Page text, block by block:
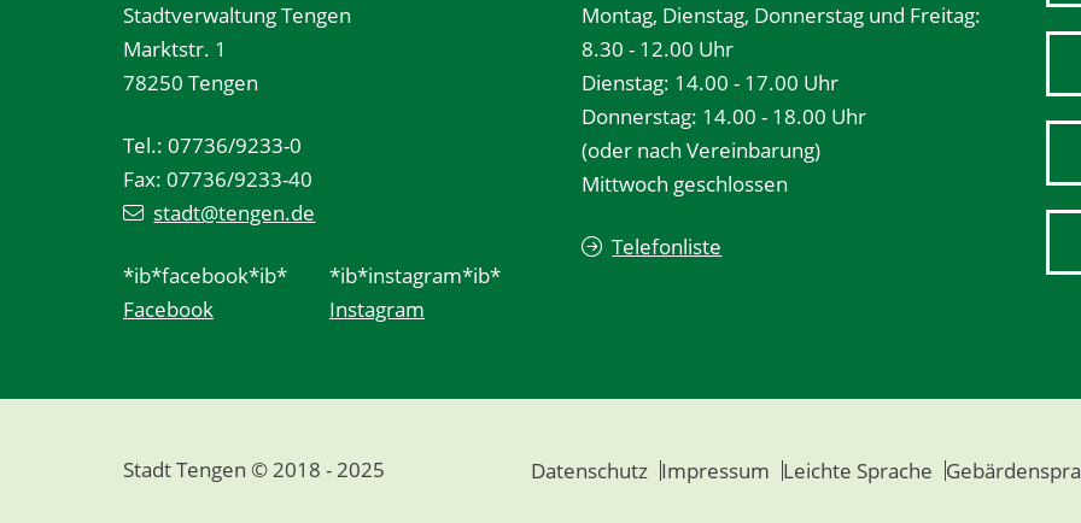
Stadtverwaltung Tengen
Marktstr. 1
78250 Tengen
Tel.: 07736/9233-0
Fax: 07736/9233-40
stadt@tengen.de
*ib*facebook*ib*
Facebook
*ib*instagram*ib*
Instagram
Montag, Dienstag, Donnerstag und Freitag:
8.30 - 12.00 Uhr
Dienstag: 14.00 - 17.00 Uhr
Donnerstag: 14.00 - 18.00 Uhr
(oder nach Vereinbarung)
Mittwoch geschlossen
Telefonliste
Stadt Tengen © 2018 - 2025 Datenschutz Impressum Leichte Sprache